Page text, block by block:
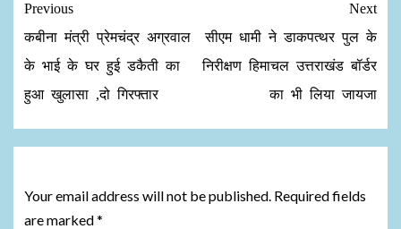
Previous
कबीना मंत्री प्रेमचंद्र अग्रवाल
के भाई के घर हुई डकैती का
हुआ खुलासा ,दो गिरफ्तार
Next
सीएम धामी ने डाकपत्थर पुल के
निरीक्षण हिमाचल उत्तराखंड बॉर्डर
का भी लिया जायजा
Your email address will not be published. Required fields
are marked*